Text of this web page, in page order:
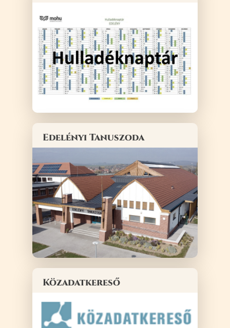
Edelényi Tanuszoda
Közadatkereső